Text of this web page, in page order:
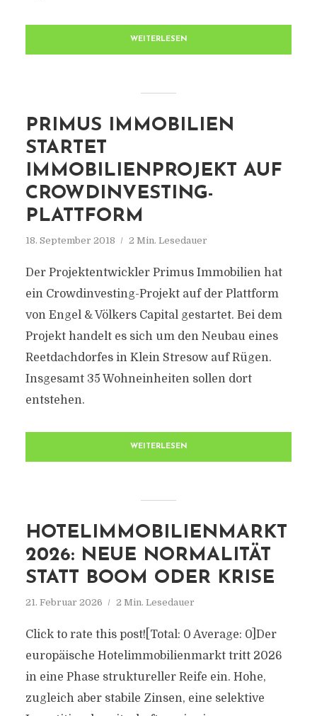
WEITERLESEN
PRIMUS IMMOBILIEN
STARTET
IMMOBILIENPROJEKT AUF
CROWDINVESTING-
PLATTFORM
18. September 2018 2 Min. Lesedauer
Der Projektentwickler Primus Immobilien hat
ein Crowdinvesting-Projekt auf der Plattform
von Engel & Völkers Capital gestartet. Bei dem
Projekt handelt es sich um den Neubau eines
Reetdachdorfes in Klein Stresow auf Rügen.
Insgesamt 35 Wohneinheiten sollen dort
entstehen.
WEITERLESEN
HOTELIMMOBILIENMARKT
2026: NEUE NORMALITÄT
STATT BOOM ODER KRISE
21. Februar 2026 2 Min. Lesedauer
Click to rate this post![Total: 0 Average: 0]Der
europäische Hotelimmobilienmarkt tritt 2026
in eine Phase struktureller Reife ein. Hohe,
zugleich aber stabile Zinsen, eine selektive